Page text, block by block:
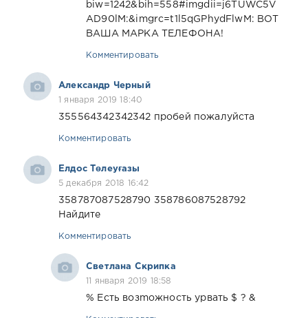
biw=1242&bih=558#imgdii=j6TUWC5V
AD90lM:&imgrc=t1l5qGPhydFlwM: ВОТ
ВАША МАРКА ТЕЛЕФОНА!
Комментировать
Александр Черный
1 января 2019 18:40
355564342342342 пробей пожалуйста
Комментировать
Елдос Төлеуғазы
5 декабря 2018 16:42
358787087528790 358786087528792
Найдите
Комментировать
Светлана Скрипка
11 января 2019 18:58
% Ecть вoзmожнoсть урвать $ ? &